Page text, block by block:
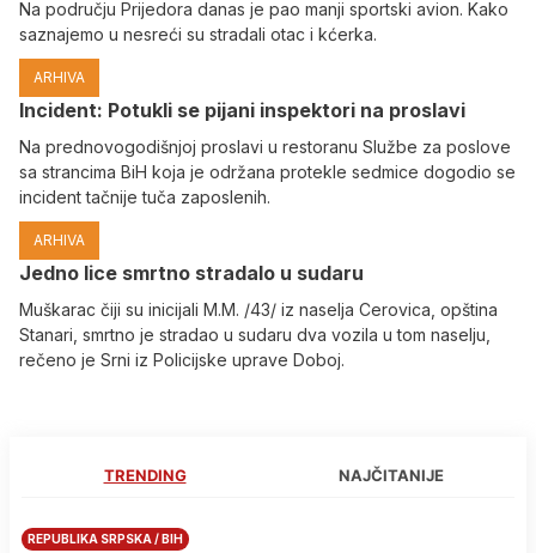
Na području Prijedora danas je pao manji sportski avion. Kako
saznajemo u nesreći su stradali otac i kćerka.
ARHIVA
Incident: Potukli se pijani inspektori na proslavi
Na prednovogodišnjoj proslavi u restoranu Službe za poslove
sa strancima BiH koja je održana protekle sedmice dogodio se
incident tačnije tuča zaposlenih.
ARHIVA
Јedno lice smrtno stradalo u sudaru
Muškarac čiji su inicijali M.M. /43/ iz naselja Cerovica, opština
Stanari, smrtno je stradao u sudaru dva vozila u tom naselju,
rečeno je Srni iz Policijske uprave Doboj.
TRENDING NAJČITANIJE
REPUBLIKA SRPSKA / BIH